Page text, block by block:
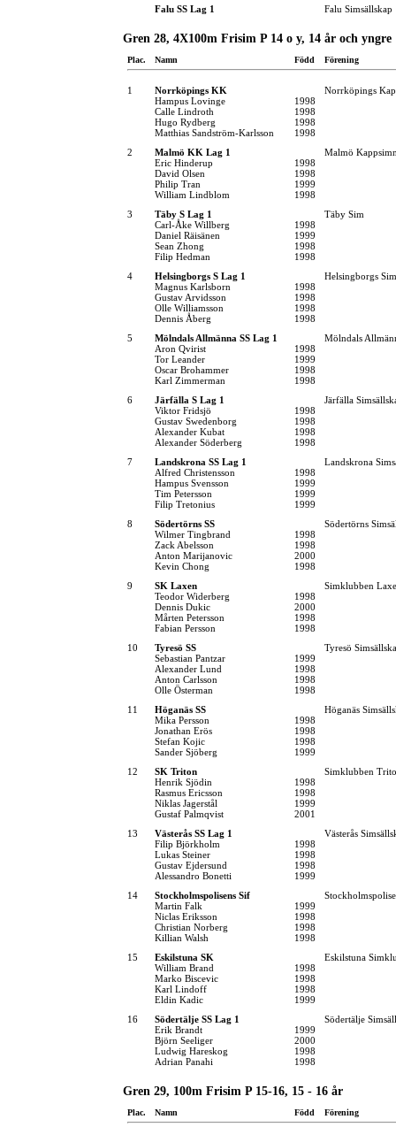
Falu SS Lag 1
Falu Simsällskap
Gren 28, 4X100m Frisim P 14 o y, 14 år och yngre
Plac. Namn Född Förening
1 Norrköpings KK
Norrköpings
Hampus Lovinge
1998
Calle Lindroth
1998
Hugo Rydberg
1998
Matthias Sandström-Karlsson
1998
2
Malmö KK Lag 1
Malmö
Eric Hinderup
1998
David Olsen
1998
Philip Tran
1999
William Lindblom
1998
3
Täby S Lag 1
Täby Sim
Carl-Åke Willberg
1998
Daniel Räisänen
1999
Sean Zhong
1998
Filip Hedman
1998
4
Helsingborgs S Lag 1
Helsingborgs
Magnus Karlsborn
1998
Gustav Arvidsson
1998
Olle Williamsson
1998
Dennis Åberg
1998
5
Mölndals Allmänna SS Lag 1
Mölndals
Aron Qvirist
1998
Tor Leander
1999
Oscar Brohammer
1998
Karl Zimmerman
1998
6
Järfälla S Lag 1
Järfälla
Viktor Fridsjö
1998
Gustav Swedenborg
1998
Alexander Kubat
1998
Alexander Söderberg
1998
7
Landskrona SS Lag 1
Landskrona
Alfred Christensson
1998
Hampus Svensson
1999
Tim Petersson
1999
Filip Tretonius
1999
8
Södertörns SS
Södertörns
Wilmer Tingbrand
1998
Zack Abelsson
1998
Anton Marijanovic
2000
Kevin Chong
1998
9
SK Laxen
Simklubben
Teodor Widerberg
1998
Dennis Dukic
2000
Mårten Petersson
1998
Fabian Persson
1998
10
Tyresö SS
Tyresö
Sebastian Pantzar
1999
Alexander Lund
1998
Anton Carlsson
1998
Olle Österman
1998
11
Höganäs SS
Höganäs
Mika Persson
1998
Jonathan Erös
1998
Stefan Kojic
1998
Sander Sjöberg
1999
12
SK Triton
Simklubben
Henrik Sjödin
1998
Rasmus Ericsson
1998
Niklas Jagerstål
1999
Gustaf Palmqvist
2001
13
Västerås SS Lag 1
Västerås
Filip Björkholm
1998
Lukas Steiner
1998
Gustav Ejdersund
1998
Alessandro Bonetti
1999
14
Stockholmspolisens Sif
Martin Falk
1999
Niclas Eriksson
1998
Christian Norberg
1998
Killian Walsh
1998
15
Eskilstuna SK
Eskilstuna
William Brand
1998
Marko Biscevic
1998
Karl Lindoff
1998
Eldin Kadic
1999
16
Södertälje SS Lag 1
Södertälje
Erik Brandt
1999
Björn Seeliger
2000
Ludwig Hareskog
1998
Adrian Panahi
1998
Gren 29, 100m Frisim P 15-16, 15 - 16 år
Plac. Namn Född Förening